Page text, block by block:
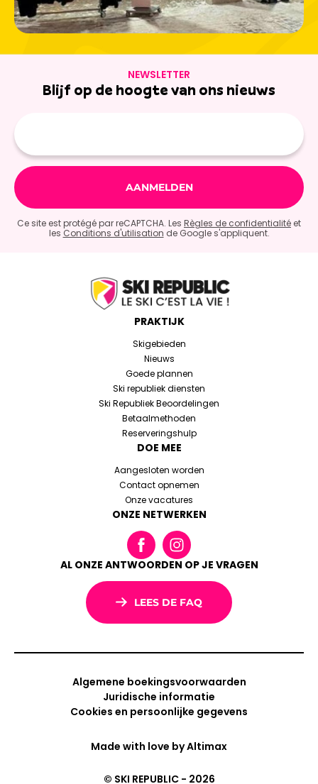
NEWSLETTER
Blijf op de hoogte van ons nieuws
Ce site est protégé par reCAPTCHA. Les Règles de confidentialité et
les Conditions d'utilisation de Google s'appliquent.
PRAKTIJK
Skigebieden
Nieuws
Goede plannen
Ski republiek diensten
Ski Republiek Beoordelingen
Betaalmethoden
Reserveringshulp
DOE MEE
Aangesloten worden
Contact opnemen
Onze vacatures
ONZE NETWERKEN
AL ONZE ANTWOORDEN OP JE VRAGEN
LEES DE FAQ
© SKI REPUBLIC - 2026
Algemene boekingsvoorwaarden
Juridische informatie
Cookies en persoonlijke gegevens
Made with love byAltimax